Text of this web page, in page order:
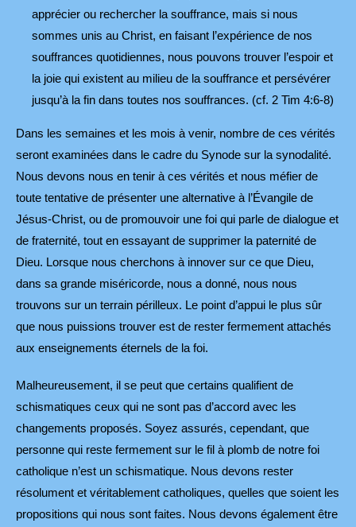
apprécier ou rechercher la souffrance, mais si nous
sommes unis au Christ, en faisant l’expérience de nos
souffrances quotidiennes, nous pouvons trouver l’espoir et
la joie qui existent au milieu de la souffrance et persévérer
jusqu’à la fin dans toutes nos souffrances. (cf. 2 Tim 4:6-8)
Dans les semaines et les mois à venir, nombre de ces vérités
seront examinées dans le cadre du Synode sur la synodalité.
Nous devons nous en tenir à ces vérités et nous méfier de
toute tentative de présenter une alternative à l’Évangile de
Jésus-Christ, ou de promouvoir une foi qui parle de dialogue et
de fraternité, tout en essayant de supprimer la paternité de
Dieu. Lorsque nous cherchons à innover sur ce que Dieu,
dans sa grande miséricorde, nous a donné, nous nous
trouvons sur un terrain périlleux. Le point d’appui le plus sûr
que nous puissions trouver est de rester fermement attachés
aux enseignements éternels de la foi.
Malheureusement, il se peut que certains qualifient de
schismatiques ceux qui ne sont pas d’accord avec les
changements proposés. Soyez assurés, cependant, que
personne qui reste fermement sur le fil à plomb de notre foi
catholique n’est un schismatique. Nous devons rester
résolument et véritablement catholiques, quelles que soient les
propositions qui nous sont faites. Nous devons également être